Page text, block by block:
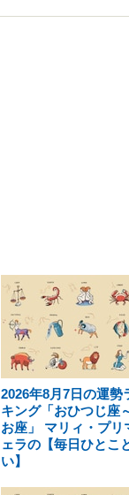
2026年8月7日の運勢
キング「おひつじ座
お座」 マリィ・プリ
ェラの【毎日ひとこ
い】